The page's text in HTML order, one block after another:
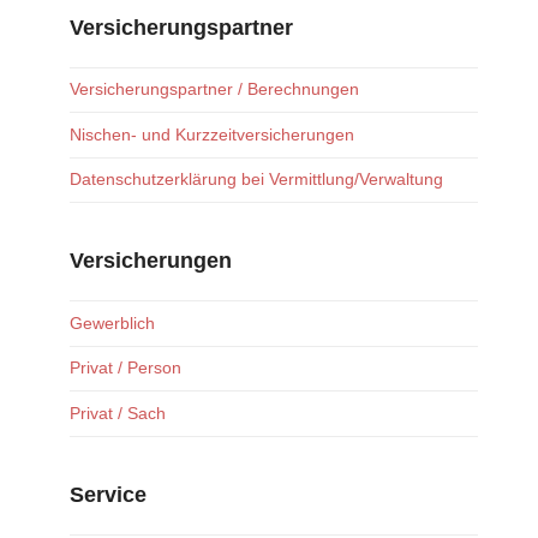
Versicherungspartner
Versicherungspartner / Berechnungen
Nischen- und Kurzzeitversicherungen
Datenschutzerklärung bei Vermittlung/Verwaltung
Versicherungen
Gewerblich
Privat / Person
Privat / Sach
Service